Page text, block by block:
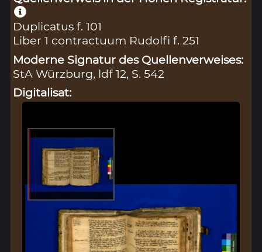
Duplicatus f. 101
Liber 1 contractuum Rudolfi f. 251
Moderne Signatur des Quellenverweises:
StA Würzburg, ldf 12, S. 542
Digitalisat: